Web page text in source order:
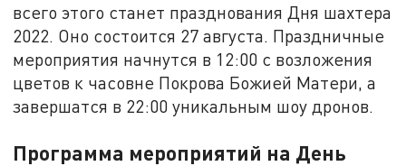
всего этого станет празднования Дня шахтера
2022. Оно состоится 27 августа. Праздничные
мероприятия начнутся в 12:00 с возложения
цветов к часовне Покрова Божией Матери, а
завершатся в 22:00 уникальным шоу дронов.
Программа мероприятий на День